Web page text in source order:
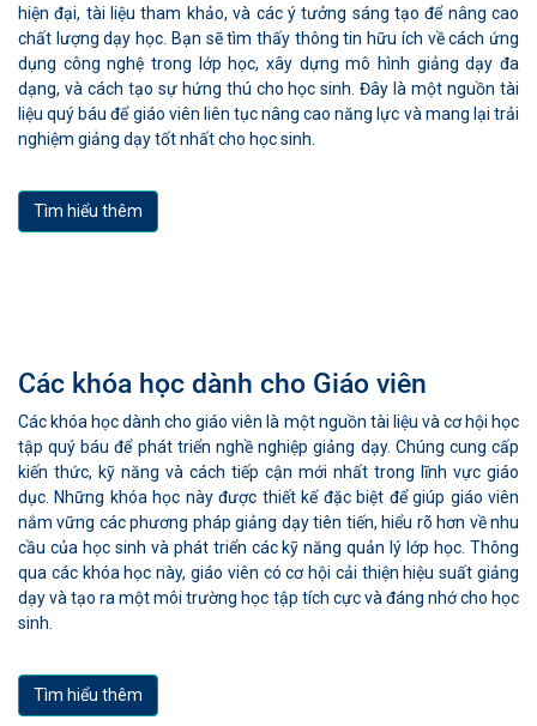
hiện đại, tài liệu tham khảo, và các ý tưởng sáng tạo để nâng cao
chất lượng dạy học. Bạn sẽ tìm thấy thông tin hữu ích về cách ứng
dụng công nghệ trong lớp học, xây dựng mô hình giảng dạy đa
dạng, và cách tạo sự hứng thú cho học sinh. Đây là một nguồn tài
liệu quý báu để giáo viên liên tục nâng cao năng lực và mang lại trải
nghiệm giảng dạy tốt nhất cho học sinh.
Tìm hiểu thêm
Các khóa học dành cho Giáo viên
Các khóa học dành cho giáo viên là một nguồn tài liệu và cơ hội học
tập quý báu để phát triển nghề nghiệp giảng dạy. Chúng cung cấp
kiến thức, kỹ năng và cách tiếp cận mới nhất trong lĩnh vực giáo
dục. Những khóa học này được thiết kế đặc biệt để giúp giáo viên
nắm vững các phương pháp giảng dạy tiên tiến, hiểu rõ hơn về nhu
cầu của học sinh và phát triển các kỹ năng quản lý lớp học. Thông
qua các khóa học này, giáo viên có cơ hội cải thiện hiệu suất giảng
dạy và tạo ra một môi trường học tập tích cực và đáng nhớ cho học
sinh.
Tìm hiểu thêm